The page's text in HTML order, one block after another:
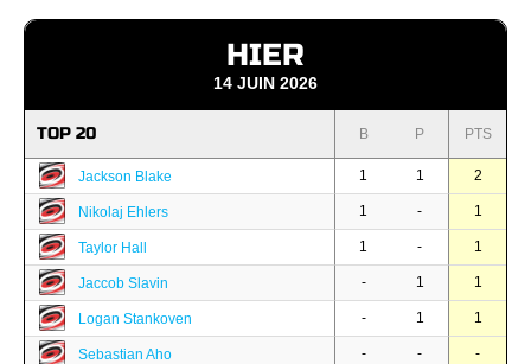
HIER
14 JUIN 2026
TOP 20 B P PTS
Jackson Blake 1 1 2
Nikolaj Ehlers 1 - 1
Taylor Hall 1 - 1
Jaccob Slavin - 1 1
Logan Stankoven - 1 1
Sebastian Aho - - -